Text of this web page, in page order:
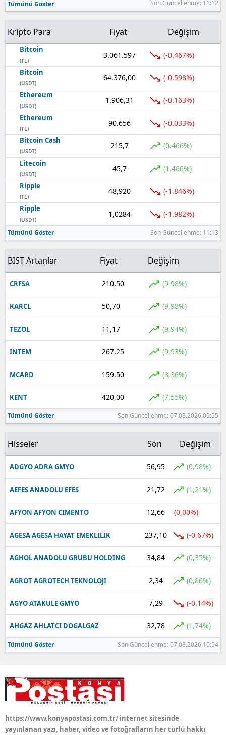
Sinop
Sivas
Tekirdağ
Tokat
Trabzon
Şanlıurfa
Uşak
Van
Zonguldak
Aksaray
Bayburt
Karaman
Kırıkkale
Batman
Şırnak
Bartın
Yalova
Karabük
Kilis
Osmaniye
Düzce
Tümünü Göster Son Güncellenme: 11:12
Kripto Para Fiyat Değişim
Bitcoin
(TL)
3.061.597 (-0.467%)
Bitcoin
(USDT)
64.376,00 (-0.598%)
Ethereum
(USDT)
1.906,31 (-0.163%)
Ethereum
(TL)
90.656 (-0.033%)
Bitcoin Cash
(USDT)
215,7 (0.466%)
Litecoin
(USDT)
45,7 (1.466%)
Ripple
(TL)
48,920 (-1.846%)
Ripple
(USDT)
1,0284 (-1.982%)
Tümünü Göster Son Güncellenme: 11:13
BIST Artanlar Fiyat Değişim
CRFSA 210,50 (9,98%)
KARCL 50,70 (9,98%)
TEZOL 11,17 (9,94%)
INTEM 267,25 (9,93%)
MCARD 159,50 (8,36%)
KENT 420,00 (7,55%)
Tümünü Göster Son Güncellenme: 07.08.2026 09:55
Hisseler Son Değişim
ADGYO ADRA GMYO 56,95 (0,98%)
AEFES ANADOLU EFES 21,72 (1,21%)
AFYON AFYON CIMENTO 12,66 (0,00%)
AGESA AGESA HAYAT EMEKLILIK 237,10 (-0,67%)
AGHOL ANADOLU GRUBU HOLDING 34,84 (0,35%)
AGROT AGROTECH TEKNOLOJI 2,34 (0,86%)
AGYO ATAKULE GMYO 7,29 (-0,14%)
AHGAZ AHLATCI DOGALGAZ 32,78 (1,74%)
Tümünü Göster Son Güncellenme: 07.08.2026 10:54
https://www.konyapostasi.com.tr/ internet sitesinde
yayınlanan yazı, haber, video ve fotoğrafların her türlü hakkı